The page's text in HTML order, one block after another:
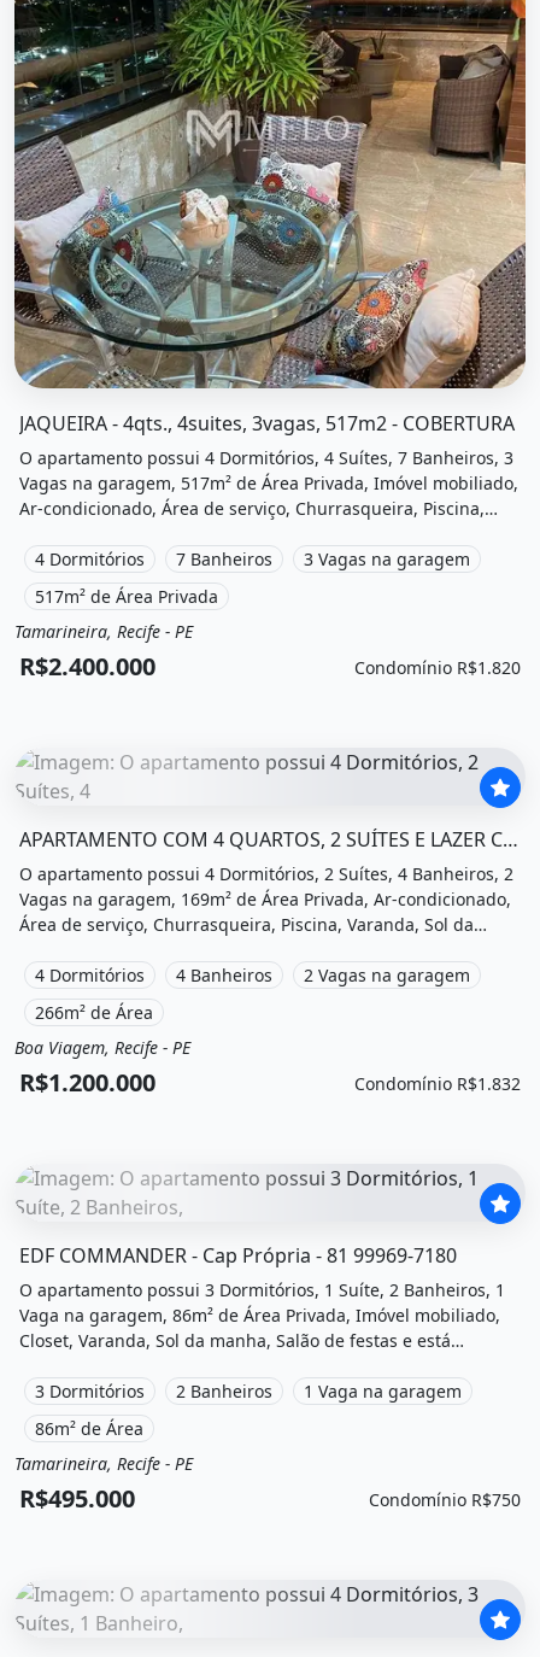
JAQUEIRA - 4qts., 4suites, 3vagas, 517m2 - COBERTURA
O apartamento possui 4 Dormitórios, 4 Suítes, 7 Banheiros, 3
Vagas na garagem, 517m² de Área Privada, Imóvel mobiliado,
Ar-condicionado, Área de serviço, Churrasqueira, Piscina,
poliesportiva, Playground, Cinema, Salão de jogos e está
localizado em Rua Neto de Mendonça, Recife, Pe à venda por
R$2.400.000 e Condomínio por R$1.820 /Mês.
4 Dormitórios 7 Banheiros
3 Vagas na garagem
517m² de Área Privada
Venda
Apartamento
Tamarineira, Recife - PE
R$2.400.000 Condomínio R$1.820
APARTAMENTO COM 4 QUARTOS, 2 SUÍTES E LAZER COMPLETO
O apartamento possui 4 Dormitórios, 2 Suítes, 4 Banheiros, 2
Vagas na garagem, 169m² de Área Privada, Ar-condicionado,
Área de serviço, Churrasqueira, Piscina, Varanda, Sol da
e está localizado em Rua Francisco da Cunha, Recife, Pe à
venda por R$1.200.000 e Condomínio por R$1.832 /Mês.
4 Dormitórios 4 Banheiros
2 Vagas na garagem
266m² de Área
Venda
Apartamento
Boa Viagem, Recife - PE
R$1.200.000 Condomínio R$1.832
EDF COMMANDER - Cap Própria - 81 99969-7180
O apartamento possui 3 Dormitórios, 1 Suíte, 2 Banheiros, 1
Vaga na garagem, 86m² de Área Privada, Imóvel mobiliado,
Closet, Varanda, Sol da manha, Salão de festas e está
R$495.000 e Condomínio por R$750 /Mês.
3 Dormitórios 2 Banheiros
1 Vaga na garagem
86m² de Área
Venda
Apartamento
Tamarineira, Recife - PE
R$495.000 Condomínio R$750